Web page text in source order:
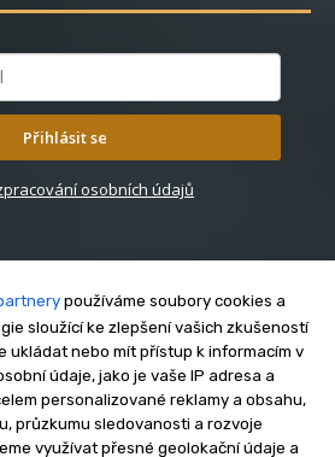
Přihlásit se
osobních údajů
O nás
Kontakt
Reklama
soukromí
používáme soubory cookies a
sloužící ke zlepšení vašich zkušeností
ukládat nebo mít přístup k informacím v
údaje, jako je vaše IP adresa a
personalizované reklamy a obsahu,
průzkumu sledovanosti a rozvoje
využívat přesné geolokační údaje a